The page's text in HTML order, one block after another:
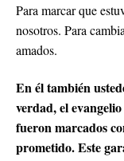
Para marcar que
nosotros. Para
amados.
En él también
verdad, el
fueron marcados
prometido. Este